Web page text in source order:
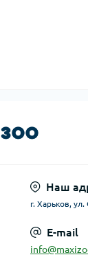
Наш
г. Харьков,
E-mail